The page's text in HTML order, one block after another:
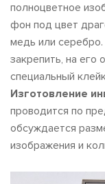
полноцветное
фон под цвет
медь или
закрепить, на его
специальный
Изготовление
проводится по
обсуждается
изображения и